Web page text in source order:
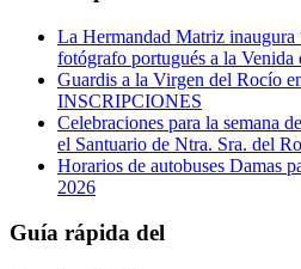
La Hermandad Matriz inaugura
fotógrafo portugués a la Venida
Guardis a la Virgen del Rocío
INSCRIPCIONES
Celebraciones para la semana
el Santuario de Ntra. Sra. del
Horarios de autobuses Damas
2026
Guía rápida del